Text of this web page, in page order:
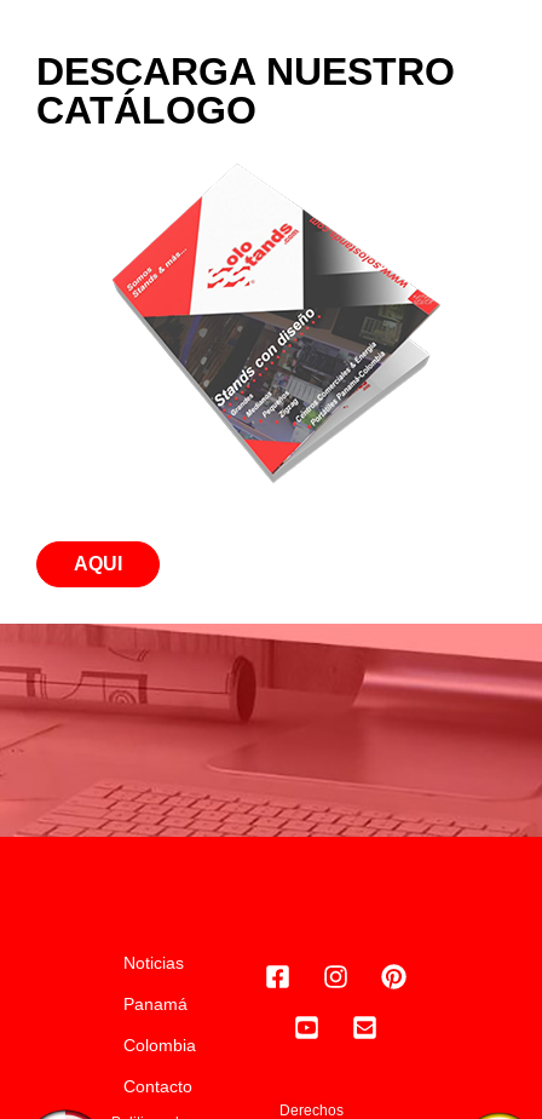
DESCARGA NUESTRO
CATÁLOGO
AQUI
Noticias
Panamá
Colombia
Contacto
Derechos